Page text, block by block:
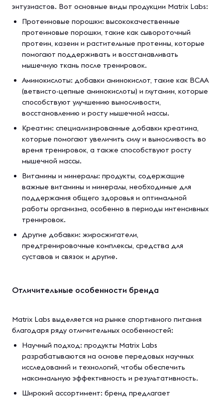
энтузиастов. Вот основные виды продукции Matrix Labs:
Протеиновые порошки: высококачественные
протеиновые порошки, такие как сывороточный
протеин, казеин и растительные протеины, которые
помогают поддерживать и восстанавливать
мышечную ткань после тренировок.
Аминокислоты: добавки аминокислот, такие как BCAA
(ветвисто-цепные аминокислоты) и глутамин, которые
способствуют улучшению выносливости,
восстановлению и росту мышечной массы.
Креатин: специализированные добавки креатина,
которые помогают увеличить силу и выносливость во
время тренировок, а также способствуют росту
мышечной массы.
Витамины и минералы: продукты, содержащие
важные витамины и минералы, необходимые для
поддержания общего здоровья и оптимальной
работы организма, особенно в периоды интенсивных
тренировок.
Другие добавки: жиросжигатели,
предтренировочные комплексы, средства для
суставов и связок и другие.
Отличительные особенности бренда
Matrix Labs выделяется на рынке спортивного питания
благодаря ряду отличительных особенностей:
Научный подход: продукты Matrix Labs
разрабатываются на основе передовых научных
исследований и технологий, чтобы обеспечить
максимальную эффективность и результативность.
Широкий ассортимент: бренд предлагает